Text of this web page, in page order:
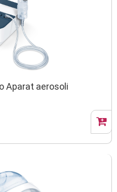
Aparat aerosoli